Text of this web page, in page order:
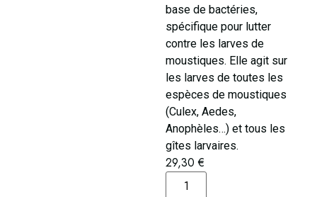
base de bactéries,
spécifique pour lutter
contre les larves de
moustiques. Elle agit sur
les larves de toutes les
espèces de moustiques
(Culex, Aedes,
Anophèles…) et tous les
gîtes larvaires.
29,30€